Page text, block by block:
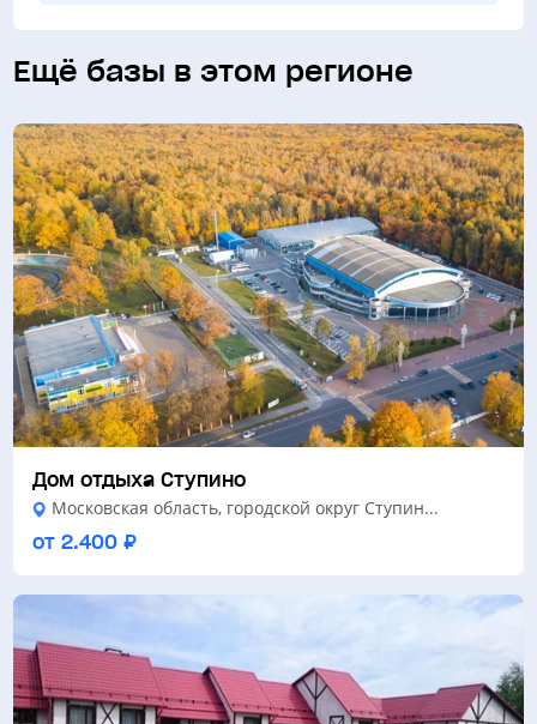
Ещё базы в этом регионе
Дом отдыха Ступино
Московская область, городской округ Ступин...
от 2.400 ₽